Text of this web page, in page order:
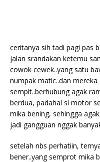
ceritanya sih tadi pagi pas
jalan srandakan ketemu
cowok cewek..yang satu
numpak matic..dan
sempit..berhubung agak
berdua, padahal si motor
mika bening, sehingga
jadi gangguan nggak
setelah nbs perhatiin,
bener..yang semprot mika